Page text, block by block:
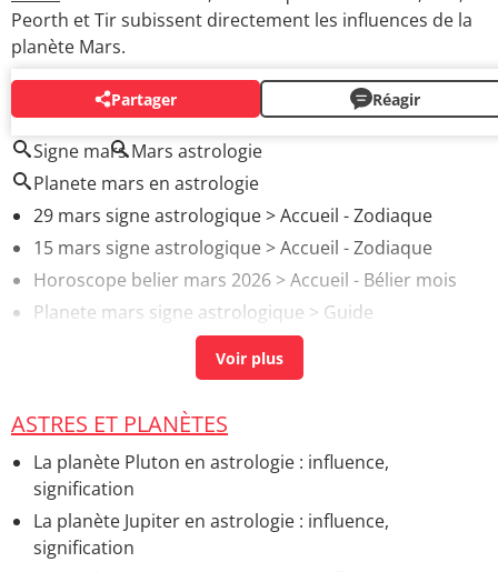
Peorth et Tir subissent directement les influences de la
planète Mars.
Partager Réagir
AUTOUR DU MÊME SUJET
Signe mars Mars astrologie
Planete mars en astrologie
29 mars signe astrologique> Accueil - Zodiaque
15 mars signe astrologique> Accueil - Zodiaque
Horoscope belier mars 2026 > Accueil - Bélier mois
Planete mars signe astrologique > Guide
Horoscope Bélier 2026 : l'année du grand
> Guide
ASTRES ET PLANÈTES
La planète Pluton en astrologie : influence,
signification
La planète Jupiter en astrologie : influence,
signification